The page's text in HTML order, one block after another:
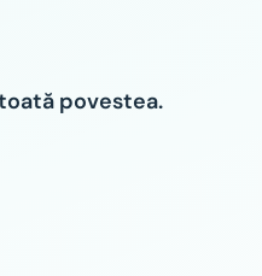
povestea.